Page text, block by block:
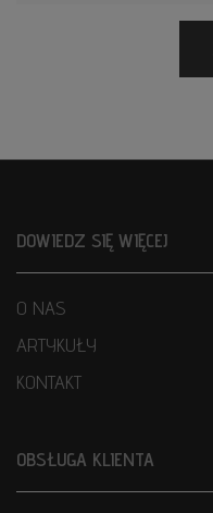
DOWIEDZ SIĘ WIĘCEJ
O NAS
ARTYKUŁY
KONTAKT
OBSŁUGA KLIENTA